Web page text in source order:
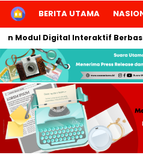
HOMEBERITA UTAMA
Digital Interaktif Berbasis AI